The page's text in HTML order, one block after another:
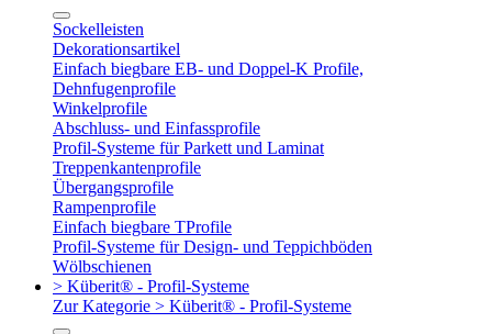
Sockelleisten
Dekorationsartikel
Einfach biegbare EB- und Doppel-K Profile,
Dehnfugenprofile
Winkelprofile
Abschluss- und Einfassprofile
Profil-Systeme für Parkett und Laminat
Treppenkantenprofile
Übergangsprofile
Rampenprofile
Einfach biegbare TProfile
Profil-Systeme für Design- und Teppichböden
Wölbschienen
> Küberit® - Profil-Systeme
Zur Kategorie > Küberit® - Profil-Systeme